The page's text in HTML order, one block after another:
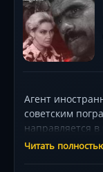
Агент
советским
направляется
удается скрыть
Читать